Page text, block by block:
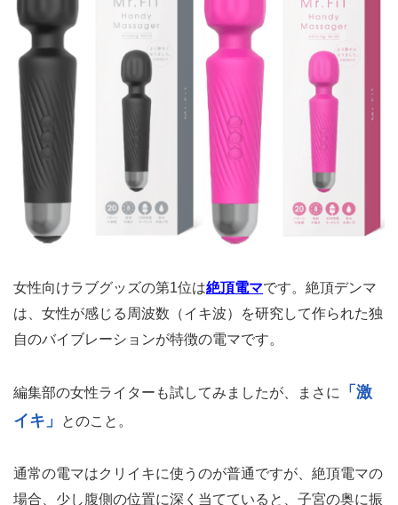
女性向けラブグッズの第1位は絶頂電マです。絶頂デンマ
は、女性が感じる周波数（イキ波）を研究して作られた独
自のバイブレーションが特徴の電マです。
編集部の女性ライターも試してみましたが、まさに
「激
イキ」
とのこと。
通常の電マはクリイキに使うのが普通ですが、絶頂電マの
場合、少し腹側の位置に深く当てていると、子宮の奥に振